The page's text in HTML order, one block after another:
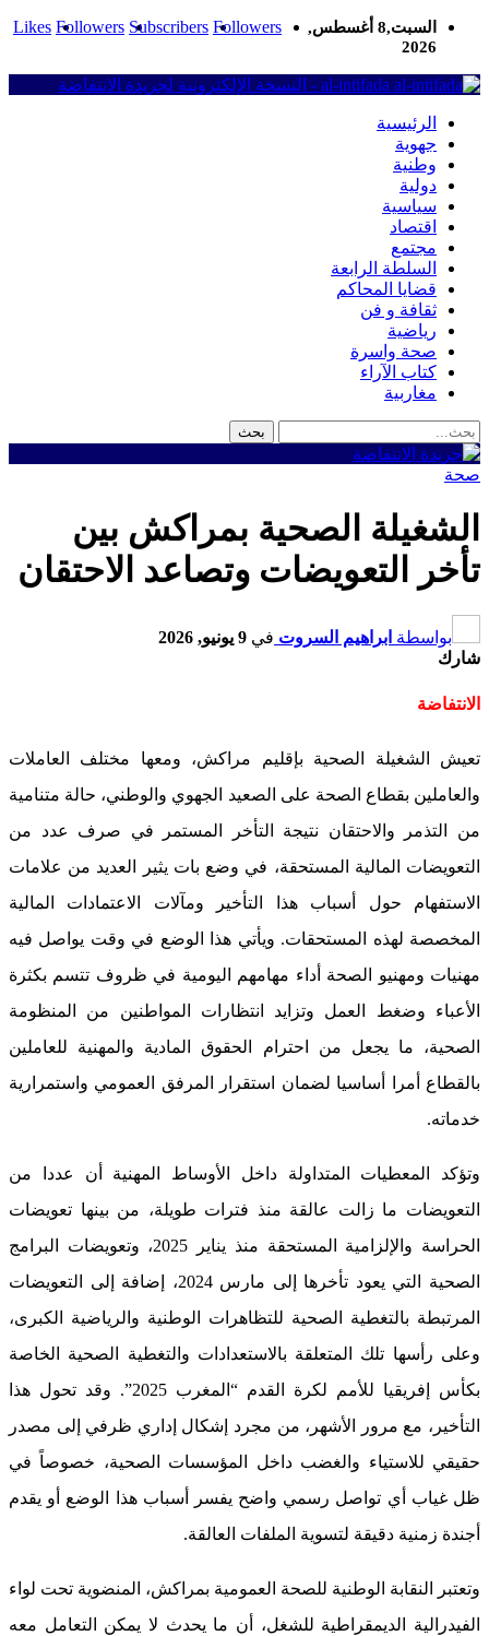
Likes Followers Subscribers Followers
السبت,8 أغسطس,
2026
al-intifada - النسخة الإلكترونية لجريدة الانتفاضة
الرئيسية
جهوية
وطنية
دولية
سياسية
اقتصاد
مجتمع
السلطة الرابعة
قضايا المحاكم
ثقافة و فن
رياضية
صحة واسرة
كتاب الآراء
مغاربية
صحة
الشغيلة الصحية بمراكش بين
تأخر التعويضات وتصاعد الاحتقان
بواسطة ابراهيم السروت في 9 يونيو, 2026
شارك
الانتفاضة
تعيش الشغيلة الصحية بإقليم مراكش، ومعها مختلف العاملات
والعاملين بقطاع الصحة على الصعيد الجهوي والوطني، حالة متنامية
من التذمر والاحتقان نتيجة التأخر المستمر في صرف عدد من
التعويضات المالية المستحقة، في وضع بات يثير العديد من علامات
الاستفهام حول أسباب هذا التأخير ومآلات الاعتمادات المالية
المخصصة لهذه المستحقات. ويأتي هذا الوضع في وقت يواصل فيه
مهنيات ومهنيو الصحة أداء مهامهم اليومية في ظروف تتسم بكثرة
الأعباء وضغط العمل وتزايد انتظارات المواطنين من المنظومة
الصحية، ما يجعل من احترام الحقوق المادية والمهنية للعاملين
بالقطاع أمرا أساسيا لضمان استقرار المرفق العمومي واستمرارية
خدماته.
وتؤكد المعطيات المتداولة داخل الأوساط المهنية أن عددا من
التعويضات ما زالت عالقة منذ فترات طويلة، من بينها تعويضات
الحراسة والإلزامية المستحقة منذ يناير 2025، وتعويضات البرامج
الصحية التي يعود تأخرها إلى مارس 2024، إضافة إلى التعويضات
المرتبطة بالتغطية الصحية للتظاهرات الوطنية والرياضية الكبرى،
وعلى رأسها تلك المتعلقة بالاستعدادات والتغطية الصحية الخاصة
بكأس إفريقيا للأمم لكرة القدم “المغرب 2025”. وقد تحول هذا
التأخير، مع مرور الأشهر، من مجرد إشكال إداري ظرفي إلى مصدر
حقيقي للاستياء والغضب داخل المؤسسات الصحية، خصوصاً في
ظل غياب أي تواصل رسمي واضح يفسر أسباب هذا الوضع أو يقدم
أجندة زمنية دقيقة لتسوية الملفات العالقة.
وتعتبر النقابة الوطنية للصحة العمومية بمراكش، المنضوية تحت لواء
الفيدرالية الديمقراطية للشغل، أن ما يحدث لا يمكن التعامل معه